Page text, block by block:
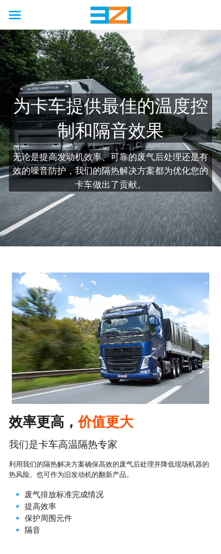
首页
行业
非公路
农业
矿业
铁路
工程
公路
汽车
卡车
客车
新能源
工厂
硫化机
压缩机
巨型轮胎
啤酒厂
制药厂
发电
石油天然气
海洋
使用场景
国际海上安全公约
接触保护
废气处理
防火
隔音
改造
能力
工程
模拟
制造
服务
解决方案
硬金属防护壳
软金属防护罩
柔性节能保温套
国六/七
联系我们
关于我们
企业简介
企业资质
三二一研发
新闻动态
为卡车提供最佳的温度控
制和隔音效果
无论是提高发动机效率、可靠的废气后处理还是有
效的噪音防护，我们的隔热解决方案都为优化您的
卡车做出了贡献。
效率更高，价值更大
我们是卡车高温隔热专家
利用我们的隔热解决方案确保高效的废气后处理并降低现场机器的
热风险。也可作为旧发动机的翻新产品。
废气排放标准完成情况
提高效率
保护周围元件
隔音